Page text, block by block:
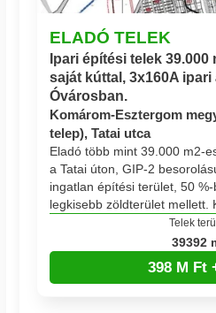
ELADÓ TELEK
Ipari építési telek 39.000
saját kúttal, 3x160A
Óvárosban.
Komárom-Esztergom
telep), Tatai utca
Eladó több mint 39.000 m2-
a Tatai úton, GIP-2
ingatlan építési terület, 50
legkisebb zöldterület mellett.
Telek
39392
398 M Ft